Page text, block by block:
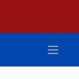
Open